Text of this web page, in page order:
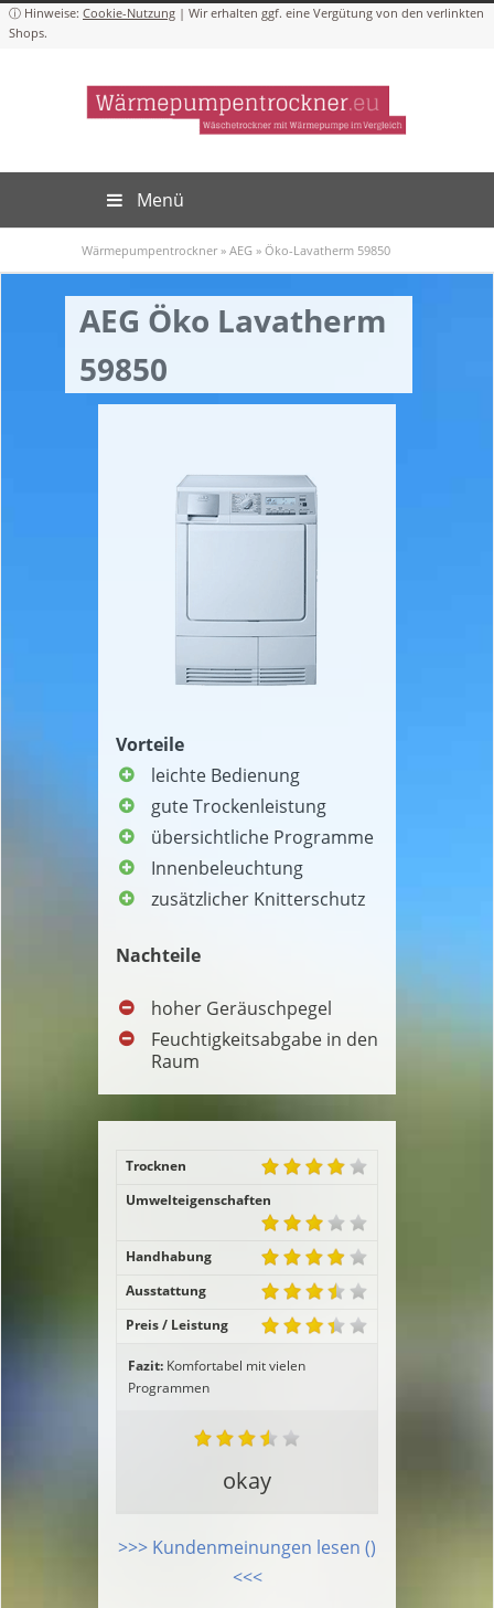
Cookie-Nutzung
Menü
Wärmepumpentrockner » AEG » Öko-Lavatherm 59850
AEG Öko Lavatherm
59850
Vorteile
leichte Bedienung
gute Trockenleistung
übersichtliche Programme
Innenbeleuchtung
zusätzlicher Knitterschutz
Nachteile
hoher Geräuschpegel
Feuchtigkeitsabgabe in den
Raum
Trocknen
Umwelteigenschaften
Handhabung
Ausstattung
Preis / Leistung
Fazit: Komfortabel mit vielen
Programmen
okay
>>> Kundenmeinungen lesen ()
<<<